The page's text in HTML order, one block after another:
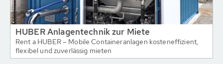
HUBER Anlagentechnik zur Miete
Rent a HUBER – Mobile Containeranlagen kosteneffizient,
flexibel und zuverlässig mieten